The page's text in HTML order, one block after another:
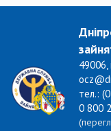
49006,
тел.:
0 800